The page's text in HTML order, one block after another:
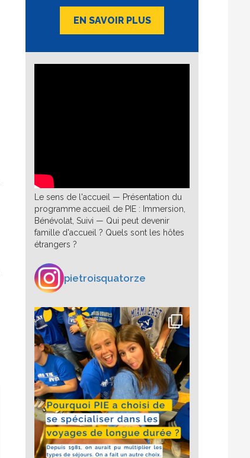
EN SAVOIR PLUS
Le sens de l'accueil — Présentation du
programme accueil de PIE : Immersion,
Bénévolat, Suivi — Qui peut devenir
famille d'accueil ? Quels sont les hôtes
étrangers ?
pietroisquatorze